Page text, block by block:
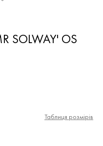
SOLWAY' OS
Таблиця розмірів